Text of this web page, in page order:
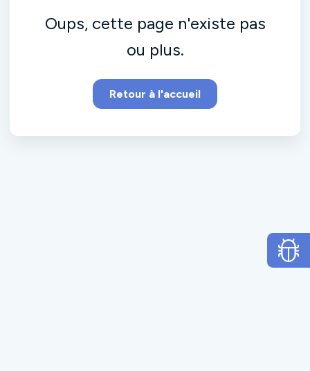
Oups, cette page n'existe pas
ou plus.
Retour à l'accueil